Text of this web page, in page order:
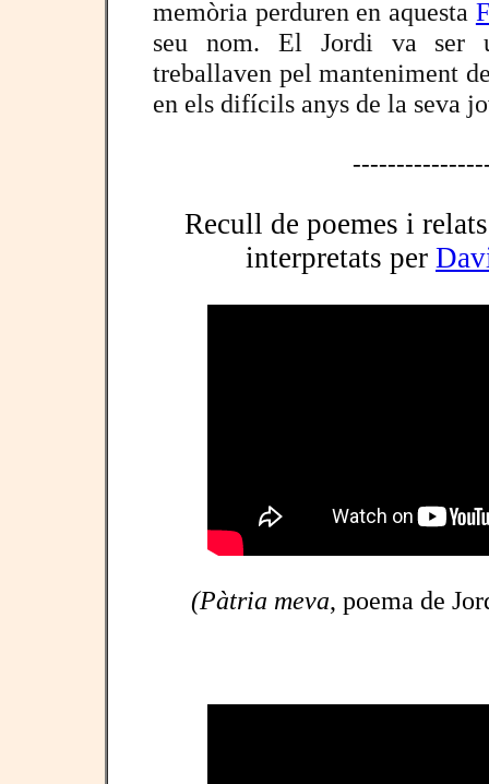
memòria perduren en aquesta
seu nom. El Jordi va ser
treballaven pel manteniment
en els difícils anys de la seva
Recull de poemes i
interpretats per
(Pàtria meva, poema de